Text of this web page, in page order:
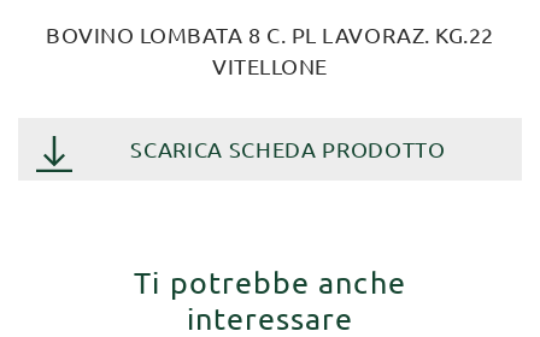
BOVINO LOMBATA 8 C. PL LAVORAZ. KG.22
VITELLONE
SCARICA SCHEDA PRODOTTO
Ti potrebbe anche
interessare